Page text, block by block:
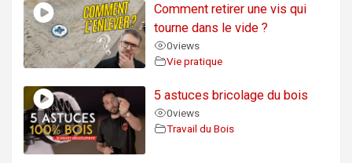
Comment retirer une vis qui
tourne dans le vide ?
0views
Vie pratique
5 astuces bricolage du bois
0views
Travail du Bois